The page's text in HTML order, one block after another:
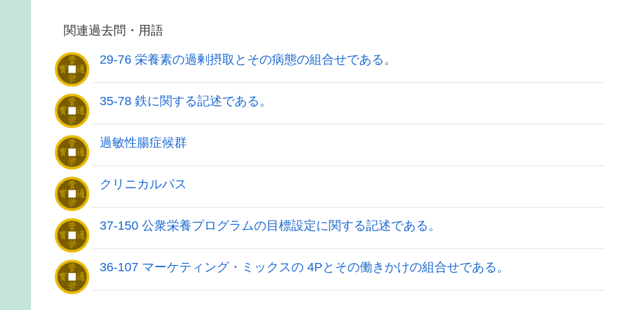
関連過去問・用語
29-76 栄養素の過剰摂取とその病態の組合せである。
35-78 鉄に関する記述である。
過敏性腸症候群
クリニカルパス
37-150 公衆栄養プログラムの目標設定に関する記述である。
36-107 マーケティング・ミックスの 4Pとその働きかけの組合せである。